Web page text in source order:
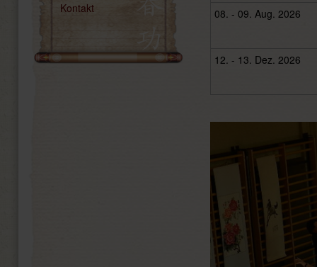
Kontakt
08. - 09. Aug. 2026
12. - 13. Dez. 2026